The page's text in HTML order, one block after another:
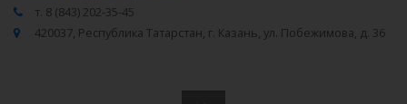
т. 8 (843) 202-35-45
420037, Республика Татарстан, г. Казань, ул. Побежимова, д. 36